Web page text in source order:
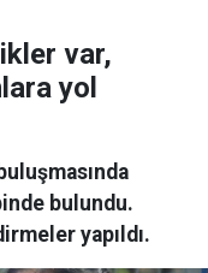
var,
yol
bulundu.
yapıldı.